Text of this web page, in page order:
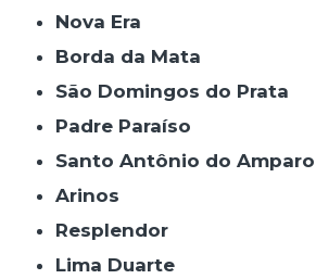
Nova Era
Borda da Mata
São Domingos do Prata
Padre Paraíso
Santo Antônio do Amparo
Arinos
Resplendor
Lima Duarte